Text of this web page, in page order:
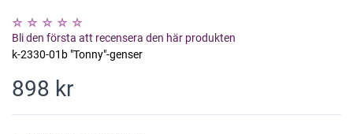
Bli den första att recensera den här produkten
k-2330-01b "Tonny"-genser
898 kr